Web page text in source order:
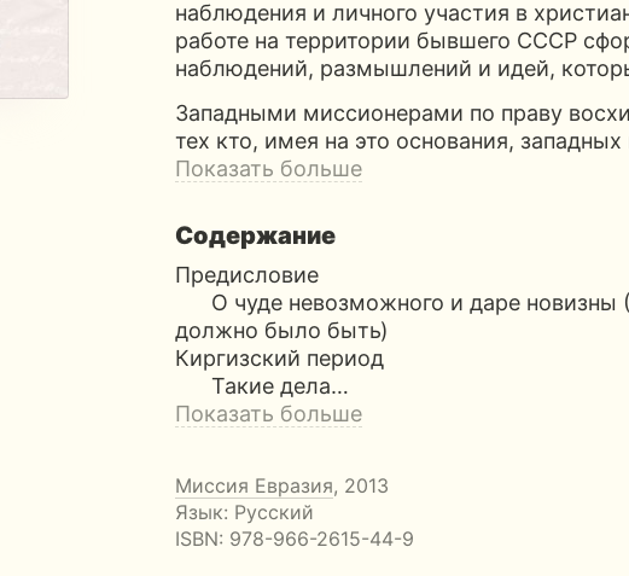
наблюдения и личного участия в
работе на территории бывшего СССР
наблюдений, размышлений и идей,
Западными миссионерами по праву
тех кто, имея на это основания,
Показать больше
Содержание
Предисловие
О чуде невозможного и даре новизны
должно было быть)
Киргизский период
Такие дела…
Показать больше
Миссия Евразия, 2013
Язык: Русский
ISBN: 978-966-2615-44-9